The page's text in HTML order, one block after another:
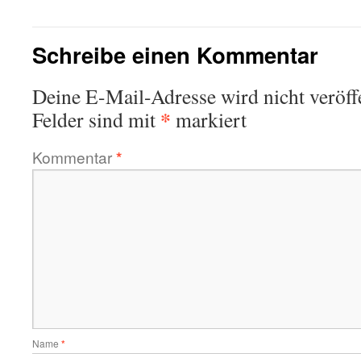
Schreibe einen Kommentar
Deine E-Mail-Adresse wird nicht
Felder sind mit * markiert
Kommentar*
Name *